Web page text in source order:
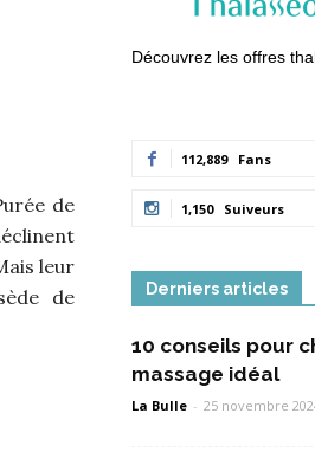
de
leur
de
Découvrez les offres
112,889 Fans
1,150 Suiveurs
Derniers articles
10 conseils pour
massage idéal
La Bulle - 25 novembre